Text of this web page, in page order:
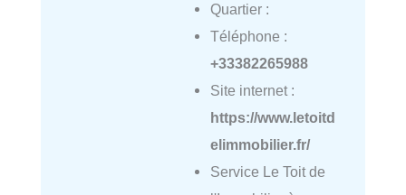
Quartier :
Téléphone :
+33382265988
Site internet :
https://www.letoitd
elimmobilier.fr/
Service Le Toit de